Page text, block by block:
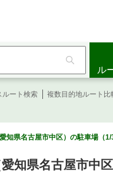
ル
ルート検索 複数目的地ルート比
知県名古屋市中区）の駐車場（1/3
知県名古屋市中